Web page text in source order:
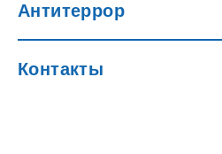
Антитеррор
Контакты